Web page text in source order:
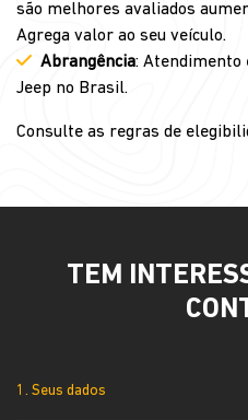
são melhores avaliados
Agrega valor ao seu veículo.
Abrangência: Atendimento
Jeep no Brasil.
Consulte as regras de
TEM
1. Seus dados